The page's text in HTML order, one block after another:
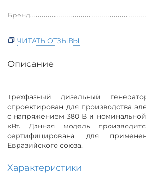
Бренд
ЧИТАТЬ ОТЗЫВЫ
Описание
Трёхфазный дизельный
спроектирован для производства
с напряжением 380 В и
кВт. Данная модель
сертифицирована для
Евразийского союза.
Характеристики